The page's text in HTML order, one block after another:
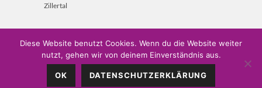
Zillertal
Weitschön 60 • A-6250 Kundl • Mobil: 0660 7451 000 •
Diese Website benutzt Cookies. Wenn du die Website weiter
nutzt, gehen wir von deinem Einverständnis aus.
OK DATENSCHUTZERKLÄRUNG